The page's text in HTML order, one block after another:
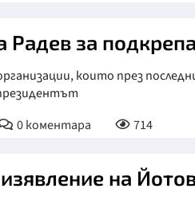
Радев за
които през
0коментара 714
на